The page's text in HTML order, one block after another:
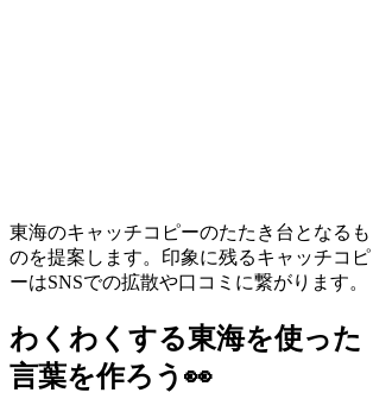
東海のキャッチコピーのたたき台となるも
のを提案します。印象に残るキャッチコピ
ーはSNSでの拡散や口コミに繋がります。
わくわくする東海を使った
言葉を作ろう👀